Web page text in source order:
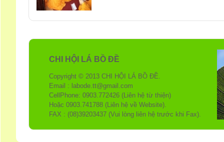
CHI HỘI LÁ BỒ ĐỀ
Copyright © 2013 CHI HỘI LÁ BỒ ĐỀ.
Email : labode.tt@gmail.com
CellPhone: 0903.772426 (Liên hệ từ thiện)
Hoặc 0903.741788 (Liên hệ về Website).
FAX : (08)39203437 (Vui lòng liên hệ trước khi Fax).